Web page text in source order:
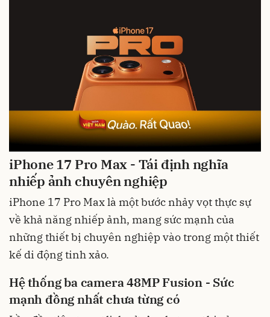
iPhone 17 Pro Max - Tái định nghĩa
nhiếp ảnh chuyên nghiệp
iPhone 17 Pro Max là một bước nhảy vọt thực sự
về khả năng nhiếp ảnh, mang sức mạnh của
những thiết bị chuyên nghiệp vào trong một thiết
kế di động tinh xảo.
Hệ thống ba camera 48MP Fusion - Sức
mạnh đồng nhất chưa từng có